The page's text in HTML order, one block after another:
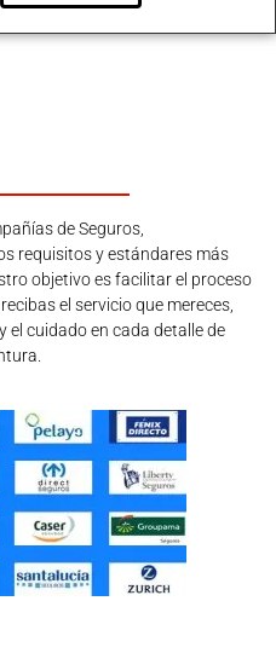
de Seguros,
requisitos y estándares más
objetivo es facilitar el proceso
el servicio que mereces,
el cuidado en cada detalle de